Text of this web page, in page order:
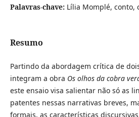
Palavras-chave: Lília Momplé, conto,
Resumo
Partindo da abordagem crítica de
integram a obra Os olhos da cobra
este ensaio visa salientar não só as
patentes nessas narrativas breves,
formais, as características